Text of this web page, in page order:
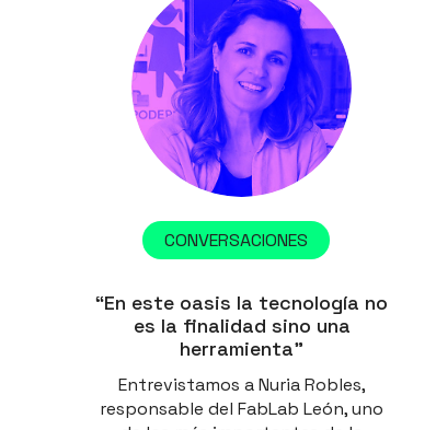
CONVERSACIONES
“En este oasis la tecnología no
es la finalidad sino una
herramienta”
Entrevistamos a Nuria Robles,
responsable del FabLab León, uno